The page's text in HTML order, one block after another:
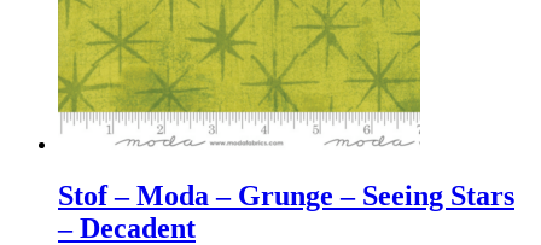
Stof – Moda – Grunge – Seeing Stars
– Decadent